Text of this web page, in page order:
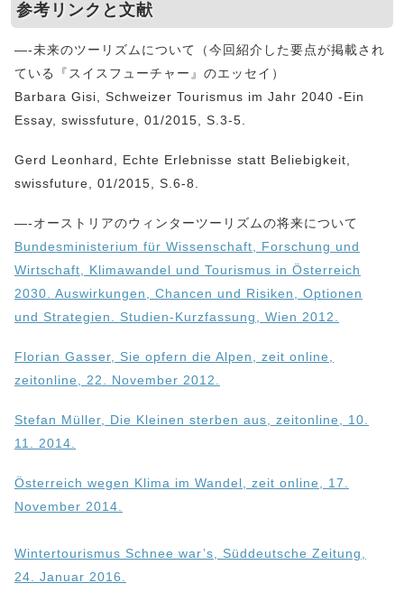
参考リンクと文献
—-未来のツーリズムについて（今回紹介した要点が掲載され
ている『スイスフューチャー』のエッセイ）
Barbara Gisi, Schweizer Tourismus im Jahr 2040 -Ein
Essay, swissfuture, 01/2015, S.3-5.
Gerd Leonhard, Echte Erlebnisse statt Beliebigkeit,
swissfuture, 01/2015, S.6-8.
—-オーストリアのウィンターツーリズムの将来について
Bundesministerium für Wissenschaft, Forschung und
Wirtschaft, Klimawandel und Tourismus in Österreich
2030. Auswirkungen, Chancen und Risiken, Optionen
und Strategien. Studien-Kurzfassung, Wien 2012.
Florian Gasser, Sie opfern die Alpen, zeit online,
zeitonline, 22. November 2012.
Stefan Müller, Die Kleinen sterben aus, zeitonline, 10.
11. 2014.
Österreich wegen Klima im Wandel, zeit online, 17.
November 2014.
Wintertourismus Schnee war’s, Süddeutsche Zeitung,
24. Januar 2016.